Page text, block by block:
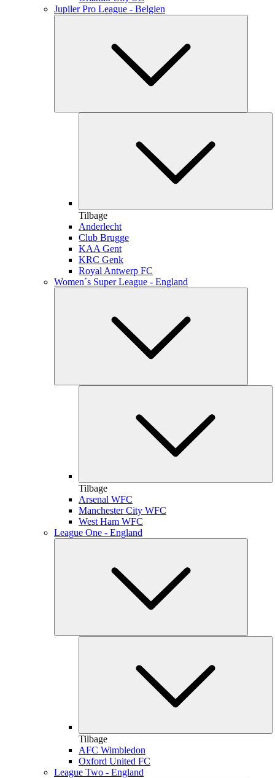
Jupiler Pro League - Belgien
Tilbage
Anderlecht
Club Brugge
KAA Gent
KRC Genk
Royal Antwerp FC
Women´s Super League - England
Tilbage
Arsenal WFC
Manchester City WFC
West Ham WFC
League One - England
Tilbage
AFC Wimbledon
Oxford United FC
League Two - England